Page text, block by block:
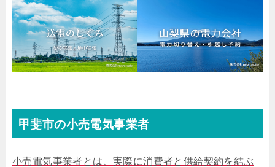
甲斐市の小売電気事業者
小売電気事業者とは、実際に消費者と供給契約を結ぶ